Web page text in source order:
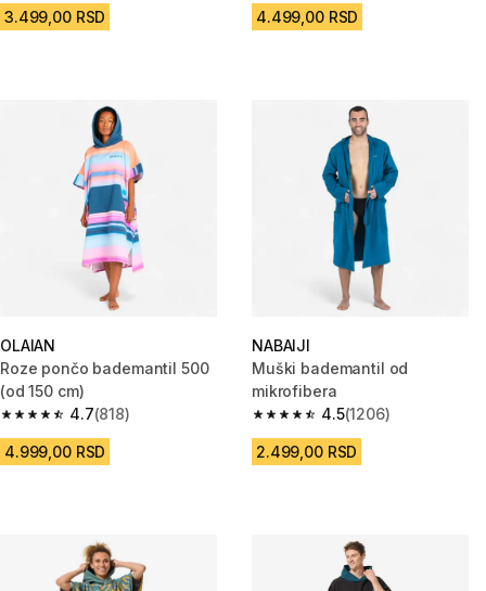
3.499,00 RSD 4.499,00 RSD
OLAIAN
Roze pončo bademantil 500
(od 150 cm)
4.7
4.7 od 5 zvezdica from 818 Recenzije
(818)
4.999,00 RSD
NABAIJI
Muški bademantil od
mikrofibera
4.5
4.5 od 5 zvezdica from 1206
(1206)
2.499,00 RSD